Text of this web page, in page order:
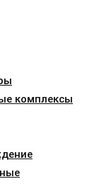
комплексы